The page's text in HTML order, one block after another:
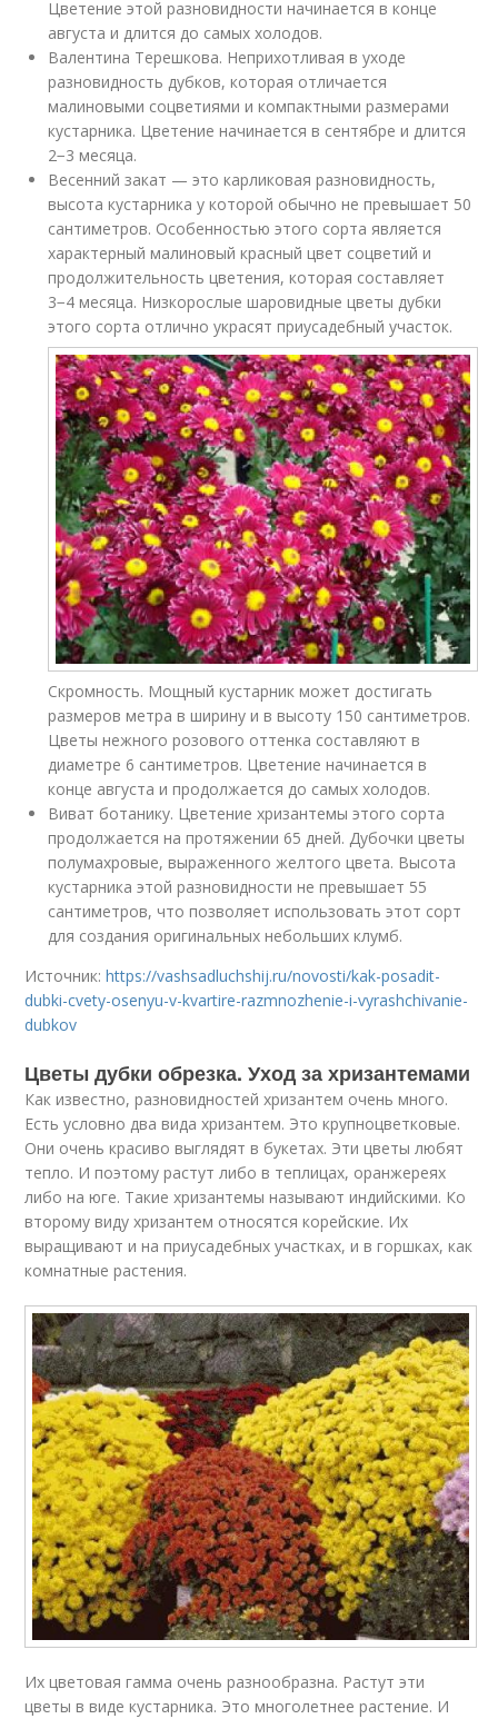
Цветение этой разновидности начинается в конце
августа и длится до самых холодов.
Валентина Терешкова. Неприхотливая в уходе
разновидность дубков, которая отличается
малиновыми соцветиями и компактными размерами
кустарника. Цветение начинается в сентябре и длится
2−3 месяца.
Весенний закат — это карликовая разновидность,
высота кустарника у которой обычно не превышает 50
сантиметров. Особенностью этого сорта является
характерный малиновый красный цвет соцветий и
продолжительность цветения, которая составляет
3−4 месяца. Низкорослые шаровидные цветы дубки
этого сорта отлично украсят приусадебный участок.
Скромность. Мощный кустарник может достигать
размеров метра в ширину и в высоту 150 сантиметров.
Цветы нежного розового оттенка составляют в
диаметре 6 сантиметров. Цветение начинается в
конце августа и продолжается до самых холодов.
Виват ботанику. Цветение хризантемы этого сорта
продолжается на протяжении 65 дней. Дубочки цветы
полумахровые, выраженного желтого цвета. Высота
кустарника этой разновидности не превышает 55
сантиметров, что позволяет использовать этот сорт
для создания оригинальных небольших клумб.
Источник:https://vashsadluchshij.ru/novosti/kak-posadit-
dubki-cvety-osenyu-v-kvartire-razmnozhenie-i-vyrashchivanie-
dubkov
Цветы дубки обрезка. Уход за хризантемами
Как известно, разновидностей хризантем очень много.
Есть условно два вида хризантем. Это крупноцветковые.
Они очень красиво выглядят в букетах. Эти цветы любят
тепло. И поэтому растут либо в теплицах, оранжереях
либо на юге. Такие хризантемы называют индийскими. Ко
второму виду хризантем относятся корейские. Их
выращивают и на приусадебных участках, и в горшках, как
комнатные растения.
Их цветовая гамма очень разнообразна. Растут эти
цветы в виде кустарника. Это многолетнее растение. И